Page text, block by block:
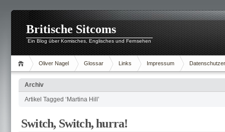
Britische Sitcoms
Ein Blog über Komisches, Englisches und Fernsehen
Oliver Nagel Glossar Links Impressum
Archiv
Artikel Tagged ‘Martina Hill’
Switch, Switch, hurra!